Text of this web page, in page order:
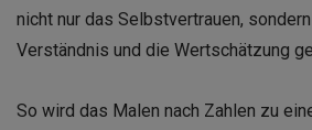
nicht nur das Selbstvertrauen,
Verständnis und die Wertschätzung
So wird das Malen nach Zahlen zu